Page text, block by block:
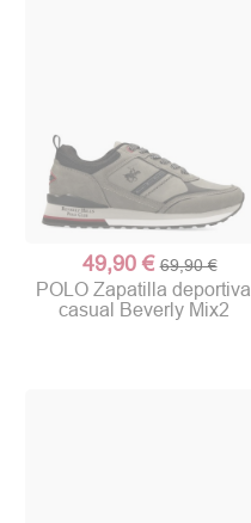
49,90 € 69,90 €
POLO Zapatilla deportiva
casual Beverly Mix2